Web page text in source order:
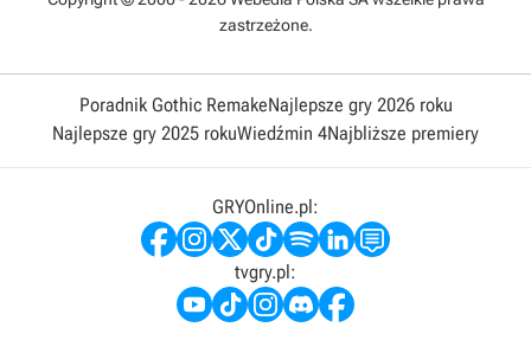
zastrzeżone.
Poradnik Gothic RemakeNajlepsze gry 2026 roku
Najlepsze gry 2025 rokuWiedźmin 4Najbliższe premiery
GRYOnline.pl:
tvgry.pl: